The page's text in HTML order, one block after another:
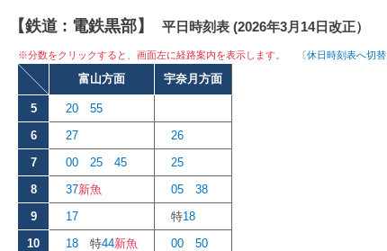
【鉄道 : 電鉄黒部】 平日時刻表 (2026年3月14日改正）
※分数をクリックすると、画面左に経路案内を表示します。 〔休日時刻表へ切替
富山方面 宇奈月方面
5 20
55
6
27
26
7
00 25 45
25
8
37新魚 05
38
9
17 特18
10
18 特44新魚 00
50